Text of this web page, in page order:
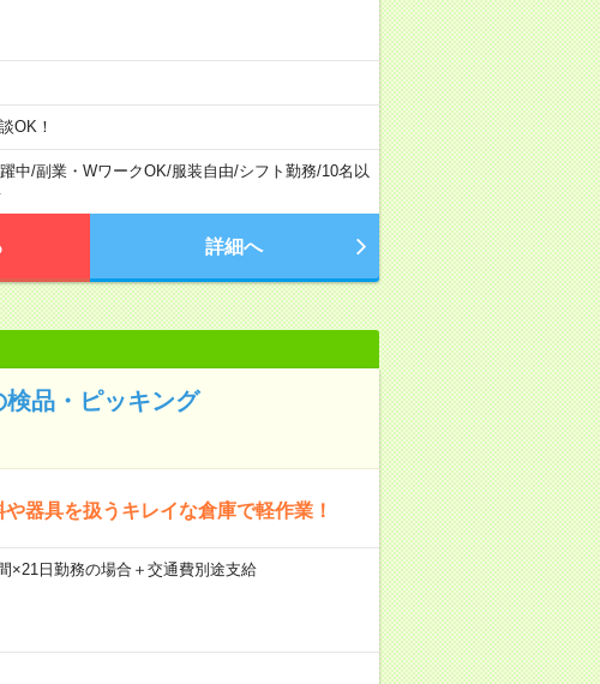
OK！
中/副業・WワークOK/服装自由/シフト勤務/10名以
詳細へ
検品・ピッキング
器具を扱うキレイな倉庫で軽作業！
×21日勤務の場合＋交通費別途支給